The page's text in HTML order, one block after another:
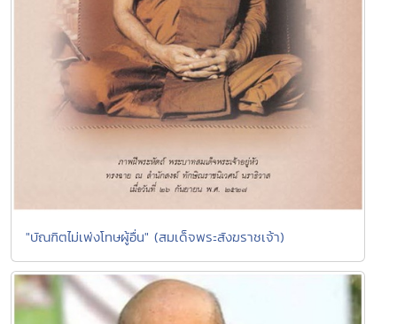
"บัณฑิตไม่เพ่งโทษผู้อื่น" (สมเด็จพระสังฆราชเจ้า)